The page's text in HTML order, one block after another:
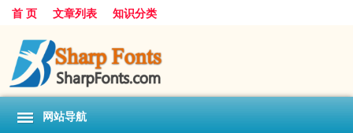
首 页 文章列表 知识分类
网站导航